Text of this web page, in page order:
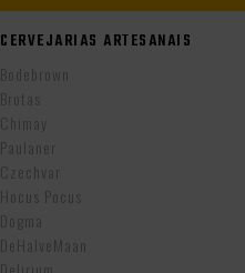
CERVEJARIAS ARTESANAIS
Bodebrown
Brotas
Chimay
Paulaner
Czechvar
Hocus Pocus
Dogma
DeHalveMaan